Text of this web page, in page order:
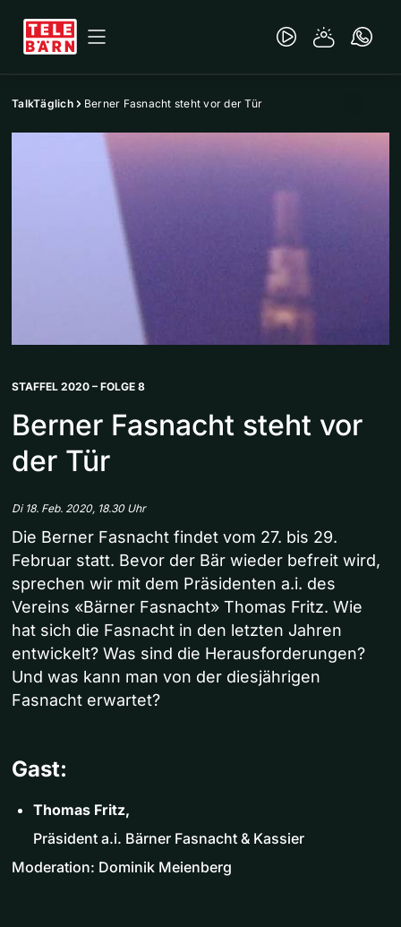
TalkTäglich Berner Fasnacht steht vor der Tür
STAFFEL 2020 – FOLGE 8
Berner Fasnacht steht vor
der Tür
Di 18. Feb. 2020, 18.30 Uhr
Die Berner Fasnacht findet vom 27. bis 29.
Februar statt. Bevor der Bär wieder befreit wird,
sprechen wir mit dem Präsidenten a.i. des
Vereins «Bärner Fasnacht» Thomas Fritz. Wie
hat sich die Fasnacht in den letzten Jahren
entwickelt? Was sind die Herausforderungen?
Und was kann man von der diesjährigen
Fasnacht erwartet?
Gast:
Thomas Fritz,
Präsident a.i. Bärner Fasnacht & Kassier
Moderation: Dominik Meienberg